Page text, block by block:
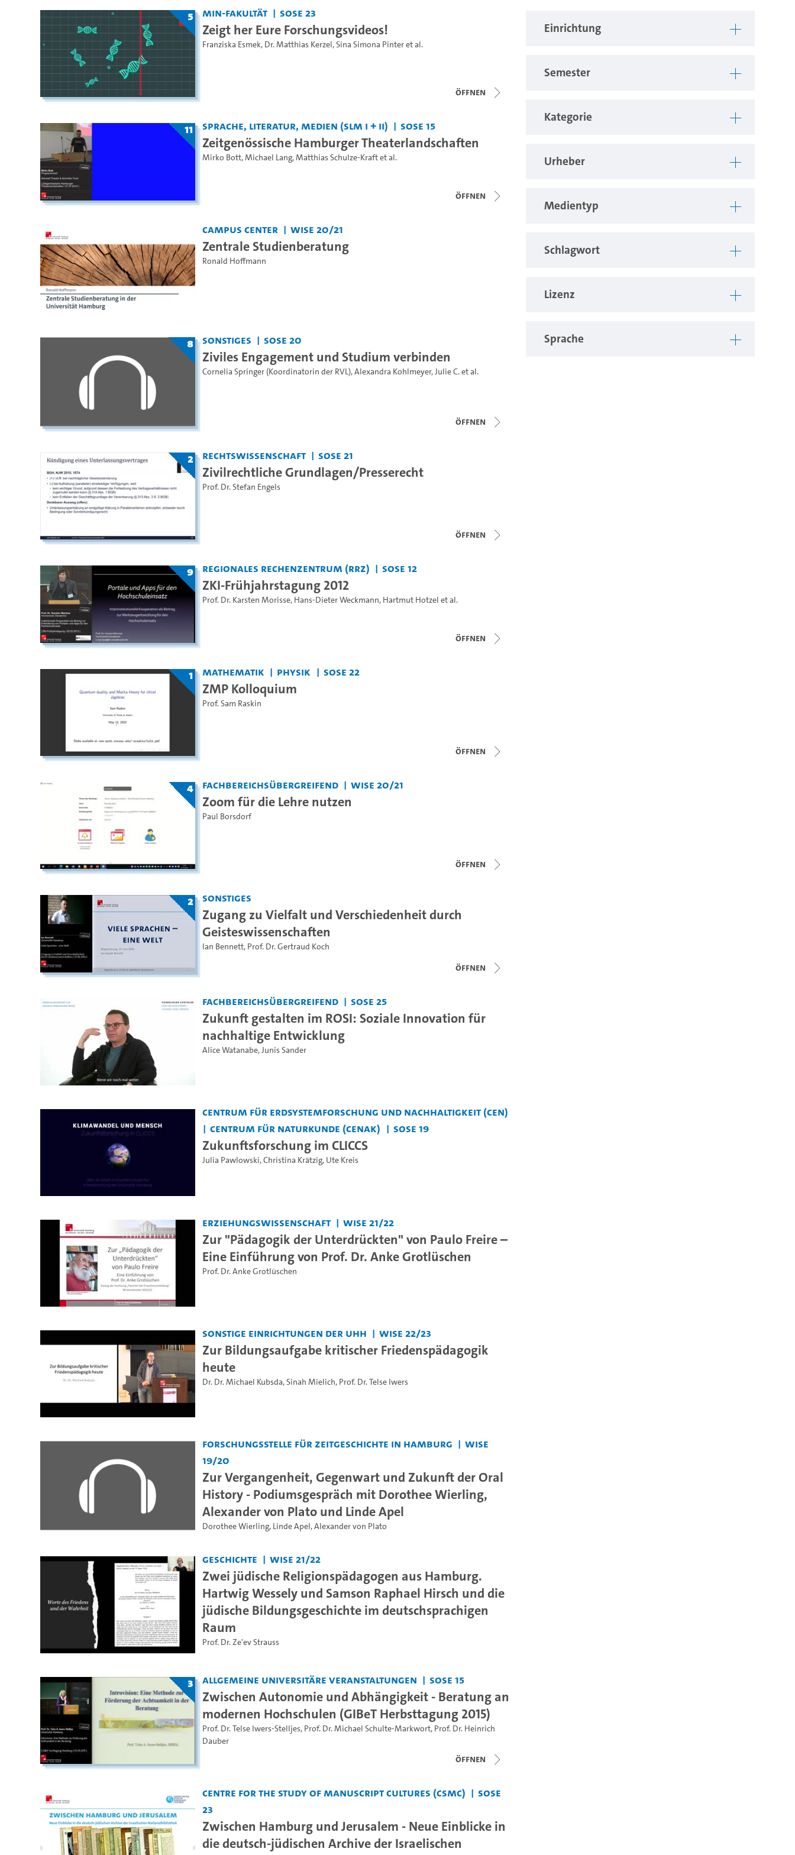
Einrichtung
Semester
Kategorie
Urheber
Medientyp
Schlagwort
Lizenz
Sprache
5 MIN-Fakultät SoSe 23
Zeigt her Eure Forschungsvideos!
Franziska Esmek, Dr. Matthias Kerzel,Sina Simona Pinteret al.
Öffnen
11 Sprache, Literatur, Medien (SLM I + II) SoSe 15
Zeitgenössische Hamburger Theaterlandschaften
Mirko Bott,Michael Lang,Matthias Schulze-Kraftet al.
Öffnen
Campus Center WiSe 20/21
Zentrale Studienberatung
Ronald Hoffmann
8 Sonstiges SoSe 20
Ziviles Engagement und Studium verbinden
Cornelia Springer (Koordinatorin der RVL),Alexandra Kohlmeyer,Julie C.et al.
Öffnen
2 Rechtswissenschaft SoSe 21
Zivilrechtliche Grundlagen/Presserecht
Prof. Dr. Stefan Engels
Öffnen
9 Regionales Rechenzentrum (RRZ) SoSe 12
ZKI-Frühjahrstagung 2012
Prof. Dr. Karsten Morisse, Hans-Dieter Weckmann, Hartmut Hotzel et al.
Öffnen
1 Mathematik Physik SoSe 22
ZMP Kolloquium
Prof. Sam Raskin
Öffnen
4 Fachbereichsübergreifend WiSe 20/21
Zoom für die Lehre nutzen
Paul Borsdorf
Öffnen
2 Sonstiges
Zugang zu Vielfalt und Verschiedenheit durch
Geisteswissenschaften
Ian Bennett, Prof. Dr. Gertraud Koch
Öffnen
Fachbereichsübergreifend SoSe 25
Zukunft gestalten im ROSI: Soziale Innovation für
nachhaltige Entwicklung
Alice Watanabe,Junis Sander
Centrum für Erdsystemforschung und Nachhaltigkeit (CEN)
Centrum für Naturkunde (CeNak)
SoSe 19
Zukunftsforschung im CLICCS
Julia Pawlowski,Christina Krätzig, Ute Kreis
Erziehungswissenschaft WiSe 21/22
Zur "Pädagogik der Unterdrückten" von Paulo Freire –
Eine Einführung von Prof. Dr. Anke Grotlüschen
Prof. Dr. Anke Grotlüschen
Sonstige Einrichtungen der UHH WiSe 22/23
Zur Bildungsaufgabe kritischer Friedenspädagogik
heute
Dr. Dr. Michael Kubsda,Sinah Mielich, Prof. Dr. Telse Iwers
Forschungsstelle für Zeitgeschichte in Hamburg
WiSe
19/20
Zur Vergangenheit, Gegenwart und Zukunft der Oral
History - Podiumsgespräch mit Dorothee Wierling,
Alexander von Plato und Linde Apel
Dorothee Wierling, Linde Apel,Alexander von Plato
Geschichte WiSe 21/22
Zwei jüdische Religionspädagogen aus Hamburg.
Hartwig Wessely und Samson Raphael Hirsch und die
jüdische Bildungsgeschichte im deutschsprachigen
Raum
Prof. Dr. Ze'ev Strauss
3 Allgemeine universitäre Veranstaltungen SoSe 15
Zwischen Autonomie und Abhängigkeit - Beratung an
modernen Hochschulen (GIBeT Herbsttagung 2015)
Prof. Dr. Telse Iwers-Stelljes, Prof. Dr. Michael Schulte-Markwort, Prof. Dr. Heinrich
Dauber
Öffnen
Centre for the Study of Manuscript Cultures (CSMC)
SoSe
23
Zwischen Hamburg und Jerusalem - Neue Einblicke in
die deutsch-jüdischen Archive der Israelischen